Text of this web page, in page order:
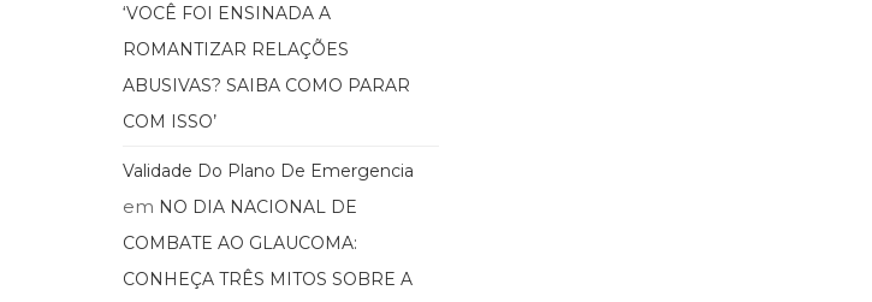
‘VOCÊ FOI ENSINADA A
ROMANTIZAR RELAÇÕES
ABUSIVAS? SAIBA COMO PARAR
COM ISSO’
Validade Do Plano De Emergencia
em NO DIA NACIONAL DE
COMBATE AO GLAUCOMA:
CONHEÇA TRÊS MITOS SOBRE A